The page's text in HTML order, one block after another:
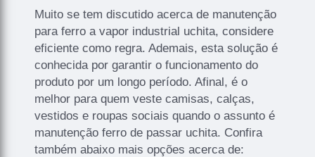
Muito se tem discutido acerca de manutenção
para ferro a vapor industrial uchita, considere
eficiente como regra. Ademais, esta solução é
conhecida por garantir o funcionamento do
produto por um longo período. Afinal, é o
melhor para quem veste camisas, calças,
vestidos e roupas sociais quando o assunto é
manutenção ferro de passar uchita. Confira
também abaixo mais opções acerca de: